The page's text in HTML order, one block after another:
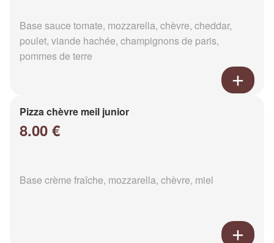
Base sauce tomate, mozzarella, chèvre, cheddar,
poulet, viande hachée, champignons de paris,
pommes de terre
Pizza chèvre meil junior
8.00 €
Base crème fraîche, mozzarella, chèvre, miel